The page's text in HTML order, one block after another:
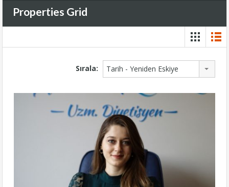
Properties Grid
Sırala: Tarih - Yeniden Eskiye